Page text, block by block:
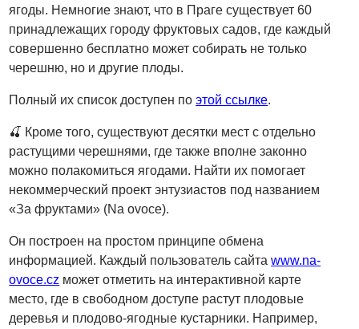
ягоды. Немногие знают, что в Праге существует 60
принадлежащих городу фруктовых садов, где каждый
совершенно бесплатно может собирать не только
черешню, но и другие плоды.
Полный их список доступен поэтой ссылке.
🍒 Кроме того, существуют десятки мест с отдельно
растущими черешнями, где также вполне законно
можно полакомиться ягодами. Найти их помогает
некоммерческий проект энтузиастов под названием
«За фруктами» (Na ovoce).
Он построен на простом принципе обмена
информацией. Каждый пользователь сайтаwww.na-
ovoce.cz может отметить на интерактивной карте
место, где в свободном доступе растут плодовые
деревья и плодово-ягодные кустарники. Например,